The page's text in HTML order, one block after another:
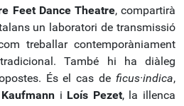
Feet Dance Theatre, compartirà
un laboratori de transmissió
treballar contemporàniament
També hi ha diàleg
És el cas de ficus·indica,
i Loís Pezet, la illenca